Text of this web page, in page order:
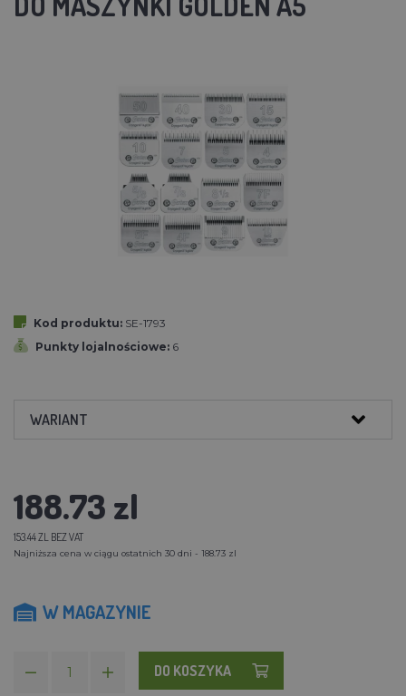
Kod produktu: SE-1793
Punkty lojalnościowe: 6
WARIANT
188.73 zl
153.44 ZL BEZ VAT
Najniższa cena w ciągu ostatnich 30 dni - 188.73 zl
W MAGAZYNIE
DO KOSZYKA